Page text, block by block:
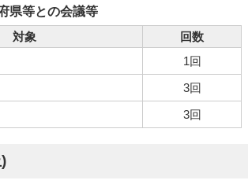
県等との会議等
対象
回数
1回
3回
3回